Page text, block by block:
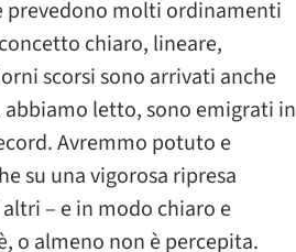
molti ordinamenti
chiaro, lineare,
scorsi sono arrivati anche
letto, sono emigrati in
Avremmo potuto e
su una vigorosa ripresa
– e in modo chiaro e
o almeno non è percepita.